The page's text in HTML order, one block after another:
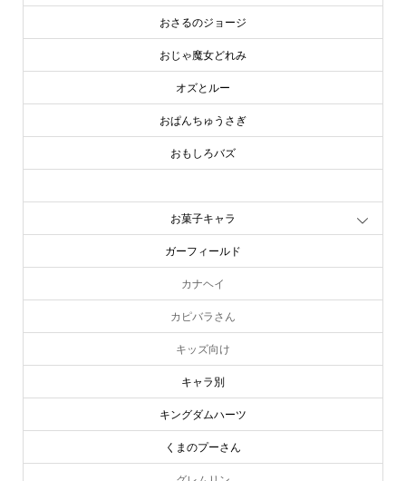
おさるのジョージ
おじゃ魔女どれみ
オズとルー
おぱんちゅうさぎ
おもしろバズ
お菓子キャラ
ガーフィールド
カナヘイ
カピバラさん
キッズ向け
キャラ別
キングダムハーツ
くまのプーさん